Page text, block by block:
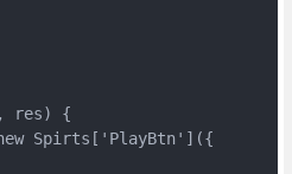
res) {
Spirts['PlayBtn']({